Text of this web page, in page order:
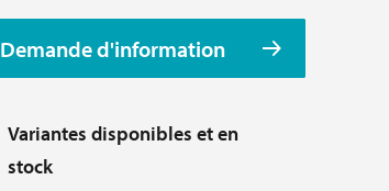
Demande d'information
Variantes disponibles et en
stock